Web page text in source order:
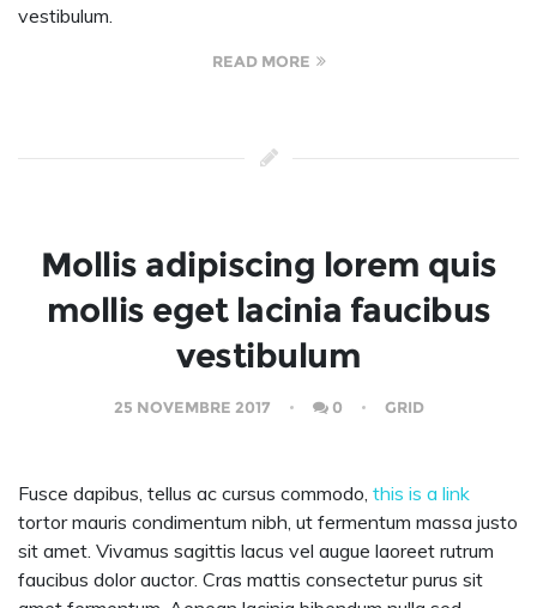
vestibulum.
READ MORE
Mollis adipiscing lorem quis
mollis eget lacinia faucibus
vestibulum
25 NOVEMBRE 2017 0 GRID
Fusce dapibus, tellus ac cursus commodo, this is a link
tortor mauris condimentum nibh, ut fermentum massa justo
sit amet. Vivamus sagittis lacus vel augue laoreet rutrum
faucibus dolor auctor. Cras mattis consectetur purus sit